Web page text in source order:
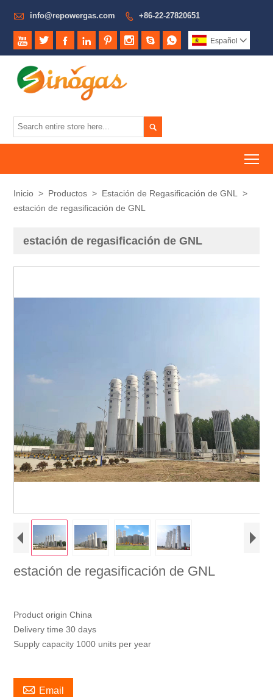
 info@repowergas.com  +86-22-27820651
        Español 

Inicio > Productos > Estación de Regasificación de GNL
>
estación de regasificación de GNL
estación de regasificación de GNL
estación de regasificación de GNL
Product origin China
Delivery time 30 days
Supply capacity 1000 units per year
 Email